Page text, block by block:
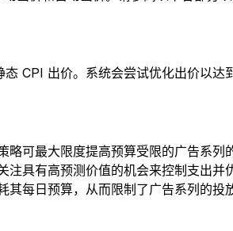
CPI 出价。系统会尝试优化出价以达
可最大限度提高预算受限的广告系列
具有高预测价值的机会来控制支出
每日预算，从而限制了广告系列的